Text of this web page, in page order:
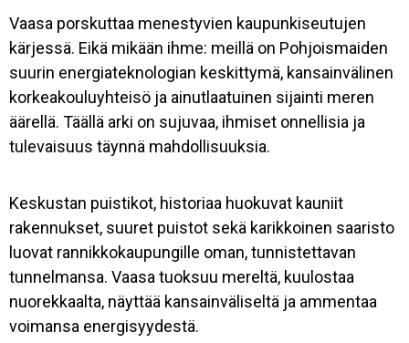
Vaasa porskuttaa menestyvien kaupunkiseutujen
kärjessä. Eikä mikään ihme: meillä on Pohjoismaiden
suurin energiateknologian keskittymä, kansainvälinen
korkeakouluyhteisö ja ainutlaatuinen sijainti meren
äärellä. Täällä arki on sujuvaa, ihmiset onnellisia ja
tulevaisuus täynnä mahdollisuuksia.
Keskustan puistikot, historiaa huokuvat kauniit
rakennukset, suuret puistot sekä karikkoinen saaristo
luovat rannikkokaupungille oman, tunnistettavan
tunnelmansa. Vaasa tuoksuu mereltä, kuulostaa
nuorekkaalta, näyttää kansainväliseltä ja ammentaa
voimansa energisyydestä.